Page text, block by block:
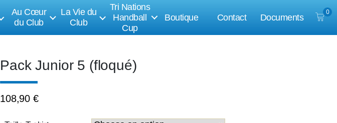
Au Cœur
du Club
La Vie du
Club
Tri Nations
Handball
Cup
Boutique Contact Documents
0
Pack Junior 5 (floqué)
108,90 €